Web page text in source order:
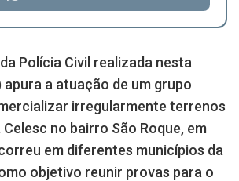
Polícia Civil realizada nesta
a atuação de um grupo
irregularmente terrenos
no bairro São Roque, em
em diferentes municípios da
objetivo reunir provas para o